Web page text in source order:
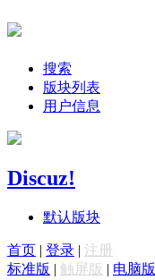
搜索
版块列表
用户信息
Discuz!
默认版块
首页 | 登录 | 注册
标准版 | 触屏版 | 电脑版